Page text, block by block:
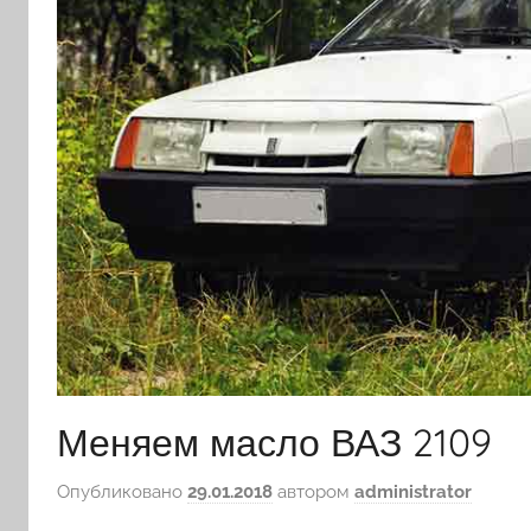
Меняем масло ВАЗ 2109
Опубликовано 29.01.2018 автором administrator